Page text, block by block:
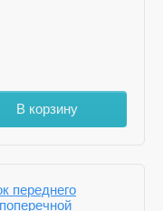
В корзину
переднего